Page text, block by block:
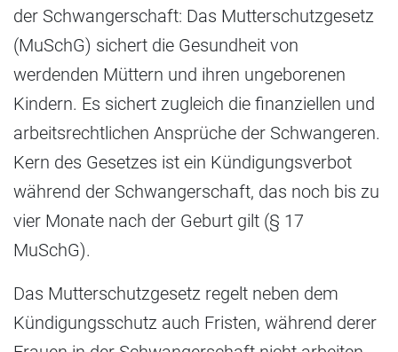
der Schwangerschaft: Das Mutterschutzgesetz
(MuSchG) sichert die Gesundheit von
werdenden Müttern und ihren ungeborenen
Kindern. Es sichert zugleich die finanziellen und
arbeitsrechtlichen Ansprüche der Schwangeren.
Kern des Gesetzes ist ein Kündigungsverbot
während der Schwangerschaft, das noch bis zu
vier Monate nach der Geburt gilt (§ 17
MuSchG).
Das Mutterschutzgesetz regelt neben dem
Kündigungsschutz auch Fristen, während derer